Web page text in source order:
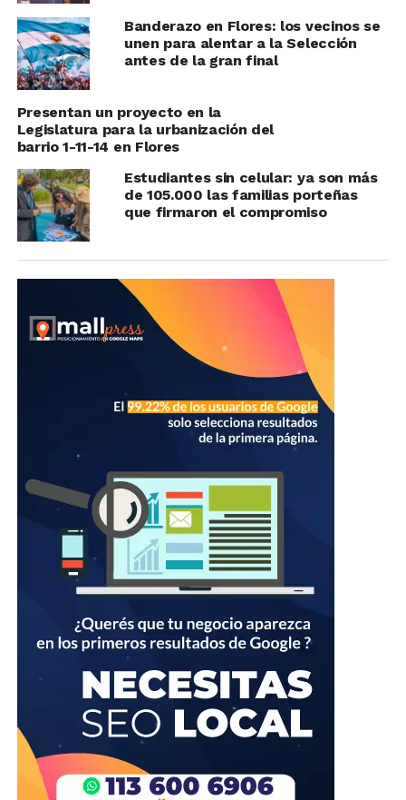
Banderazo en Flores: los vecinos se
unen para alentar a la Selección
antes de la gran final
Presentan un proyecto en la
Legislatura para la urbanización del
barrio 1-11-14 en Flores
Estudiantes sin celular: ya son más
de 105.000 las familias porteñas
que firmaron el compromiso